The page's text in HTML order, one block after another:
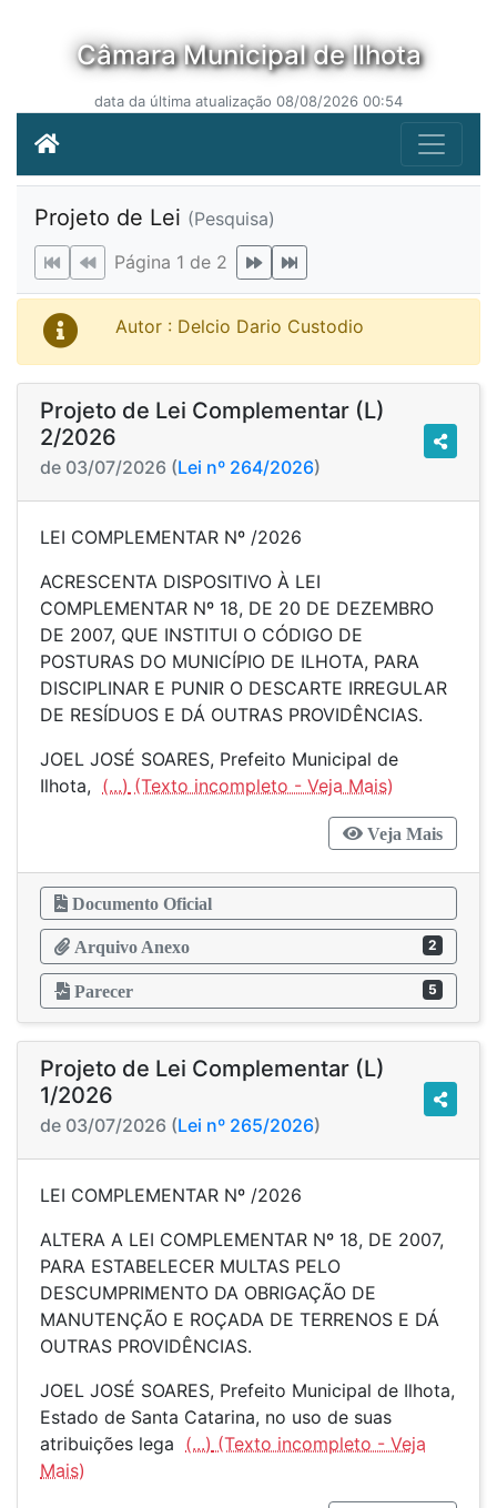
Câmara Municipal de Ilhota
data da última atualização 08/08/2026 00:54
Projeto de Lei (Pesquisa)
Página 1 de 2
Autor : Delcio Dario Custodio
Projeto de Lei Complementar (L)
2/2026
de 03/07/2026 (Lei nº 264/2026)
LEI COMPLEMENTAR Nº /2026
ACRESCENTA DISPOSITIVO À LEI
COMPLEMENTAR Nº 18, DE 20 DE DEZEMBRO
DE 2007, QUE INSTITUI O CÓDIGO DE
POSTURAS DO MUNICÍPIO DE ILHOTA, PARA
DISCIPLINAR E PUNIR O DESCARTE IRREGULAR
DE RESÍDUOS E DÁ OUTRAS PROVIDÊNCIAS.
JOEL JOSÉ SOARES, Prefeito Municipal de
Ilhota, (...)
Veja Mais
Documento Oficial
Arquivo Anexo 2
Parecer 5
Projeto de Lei Complementar (L)
1/2026
de 03/07/2026 (Lei nº 265/2026)
LEI COMPLEMENTAR Nº /2026
ALTERA A LEI COMPLEMENTAR Nº 18, DE 2007,
PARA ESTABELECER MULTAS PELO
DESCUMPRIMENTO DA OBRIGAÇÃO DE
MANUTENÇÃO E ROÇADA DE TERRENOS E DÁ
OUTRAS PROVIDÊNCIAS.
JOEL JOSÉ SOARES, Prefeito Municipal de Ilhota,
Estado de Santa Catarina, no uso de suas
atribuições lega (...)